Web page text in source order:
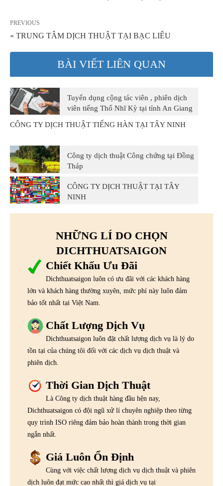
PREVIOUS
« TRUNG TÂM DỊCH THUẬT TẠI BẠC LIÊU
BÀI VIẾT LIÊN QUAN
Tuyển dụng cộng tác viên , phiên dịch
viên tiếng Thổ Nhĩ Kỳ tại tỉnh An Giang
CÔNG TY DỊCH THUẬT TIẾNG HÀN TẠI TÂY NINH
Công ty dịch thuật Công chứng tại Đồng
Tháp
CÔNG TY DỊCH THUẬT TẠI TÂY
NINH
NHỮNG LÍ DO CHỌN
DICHTHUATSAIGON
Chiết Khấu Ưu Đãi
Dichthuatsaigon luôn có ưu đãi với các khách hàng
lớn và khách hàng thường xuyên, mức phí này luôn đảm
bảo tốt nhất tại Việt Nam.
Chất Lượng Dịch Vụ
Dichthuatsaigon luôn đặt chất lượng dịch vụ là lý do
tồn tại của chúng tôi đối với các dịch vụ dịch thuật và
phiên dịch.
Thời Gian Dịch Thuật
Là Công ty dịch thuật hàng đầu hện nay,
Dichthuatsaigon có đội ngũ xử lí chuyên nghiệp theo từng
quy trình ISO riêng đảm bảo hoàn thành trong thời gian
ngắn nhất.
Giá Luôn Ổn Định
Cùng với việc chất lượng dịch vụ dịch thuật và phiên
dịch luôn đạt mức cao nhất thì giá dịch vụ tại